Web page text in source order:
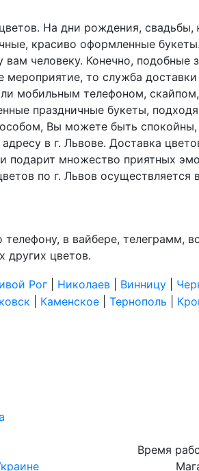
На дни рождения, свадьбы,
красиво оформленные
человеку. Конечно, подобные
то служба
мобильным телефоном,
праздничные букеты,
Вы можете быть спокойны,
в г. Львове. Доставка
подарит множество приятных
по г. Львов
в вайбере, телеграмм,
других цветов.
Рог Николаев Винницу
Каменское Тернополь
Время